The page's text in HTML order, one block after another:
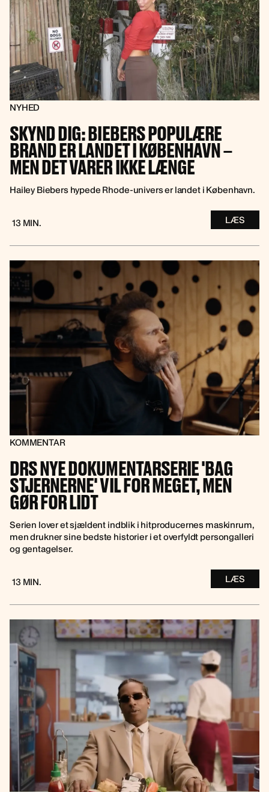
NYHED
SKYND DIG: BIEBERS POPULÆRE
BRAND ER LANDET I KØBENHAVN –
MEN DET VARER IKKE LÆNGE
Hailey Biebers hypede Rhode-univers er landet i København.
13 MIN. LÆS
KOMMENTAR
DRS NYE DOKUMENTARSERIE 'BAG
STJERNERNE' VIL FOR MEGET, MEN
GØR FOR LIDT
Serien lover et sjældent indblik i hitproducernes maskinrum,
men drukner sine bedste historier i et overfyldt persongalleri
og gentagelser.
13 MIN. LÆS